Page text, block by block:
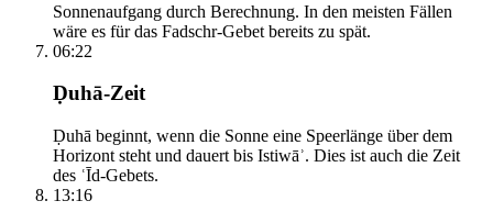
Sonnenaufgang durch Berechnung. In den meisten Fällen
wäre es für das Fadschr-Gebet bereits zu spät.
06:22
Ḍuhā-Zeit
Ḍuhā beginnt, wenn die Sonne eine Speerlänge über dem
Horizont steht und dauert bis Istiwāʾ. Dies ist auch die Zeit
des ʿĪd-Gebets.
13:16